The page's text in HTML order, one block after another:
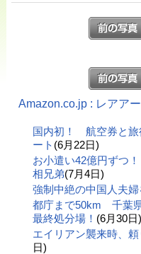
Amazon.co.jp : レアア
国内初！ 航空券と旅
ート (6月22日)
お小遣い42億円ずつ
相兄弟(7月4日)
強制中絶の中国人夫婦
都庁まで50km 千葉
最終処分場！ (6月30日)
エイリアン襲来時、
日)